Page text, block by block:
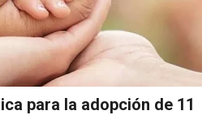
para la adopción de 11